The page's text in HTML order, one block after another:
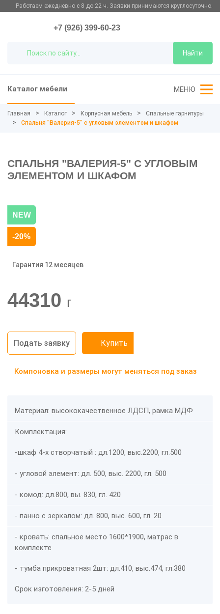
Работаем ежедневно с 8 до 22 ч. Заявки принимаются круглосуточно.
Найти
+7 (926) 399-60-23
Каталог мебели МЕНЮ
Главная Каталог Корпусная мебель
Спальные гарнитуры
Спальня "Валерия-5" с угловым элементом и шкафом
СПАЛЬНЯ "ВАЛЕРИЯ-5" С УГЛОВЫМ
ЭЛЕМЕНТОМ И ШКАФОМ
NEW
-20%
Гарантия 12 месяцев
44310 г
Подать заявку Купить
Компоновка и размеры могут меняться под заказ
Материал: высококачественное ЛДСП, рамка МДФ
Комплектация:
-шкаф 4-х створчатый : дл.1200, выс.2200, гл.500
- угловой элемент: дл. 500, выс. 2200, гл. 500
- комод: дл.800, вы. 830, гл. 420
- панно с зеркалом: дл. 800, выс. 600, гл. 20
- кровать: спальное место 1600*1900, матрас в
комплекте
- тумба прикроватная 2шт: дл.410, выс.474, гл.380
Срок изготовления: 2-5 дней